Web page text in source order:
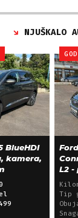
NJUŠKALO
BlueHDI
kamera,
L2 -
Tip